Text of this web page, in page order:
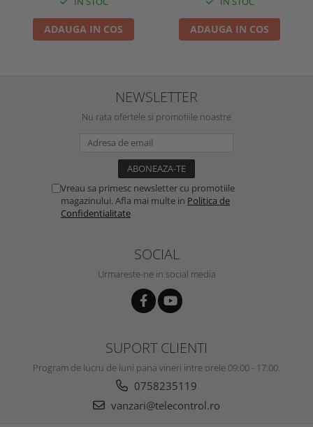
ADAUGA IN COS ADAUGA IN COS
NEWSLETTER
Nu rata ofertele si promotiile noastre
Vreau sa primesc newsletter cu promotiile
magazinului. Afla mai multe in Politica de
Confidentialitate
SOCIAL
Urmareste-ne in social media
SUPORT CLIENTI
Program de lucru de luni pana vineri intre orele 09:00 - 17:00.
0758235119
vanzari@telecontrol.ro